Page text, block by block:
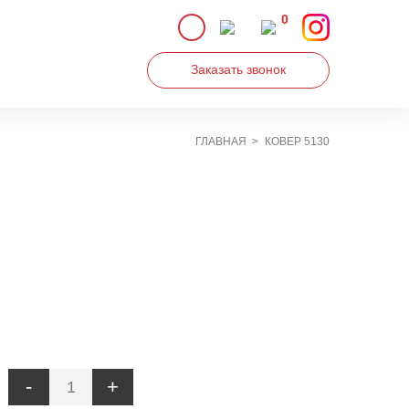
0
Заказать звонок
ГЛАВНАЯ КОВЕР 5130
- +